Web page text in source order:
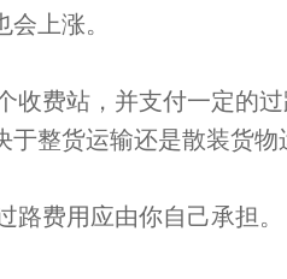
上涨。
费站，并支付一定的过
于整货运输还是散装货物
费用应由你自己承担。